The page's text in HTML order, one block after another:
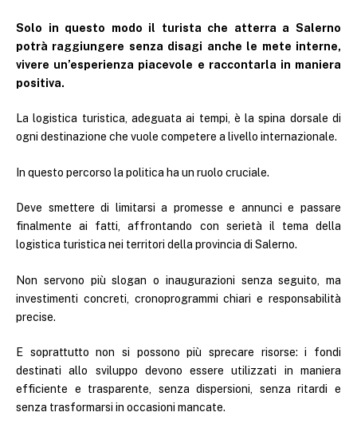
Solo in questo modo il turista che atterra a Salerno
potrà raggiungere senza disagi anche le mete interne,
vivere un’esperienza piacevole e raccontarla in maniera
positiva.
La logistica turistica, adeguata ai tempi, è la spina dorsale di
ogni destinazione che vuole competere a livello internazionale.
In questo percorso la politica ha un ruolo cruciale.
Deve smettere di limitarsi a promesse e annunci e passare
finalmente ai fatti, affrontando con serietà il tema della
logistica turistica nei territori della provincia di Salerno.
Non servono più slogan o inaugurazioni senza seguito, ma
investimenti concreti, cronoprogrammi chiari e responsabilità
precise.
E soprattutto non si possono più sprecare risorse: i fondi
destinati allo sviluppo devono essere utilizzati in maniera
efficiente e trasparente, senza dispersioni, senza ritardi e
senza trasformarsi in occasioni mancate.